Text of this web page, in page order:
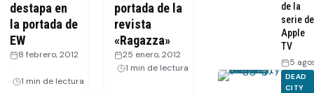
destapa en
la portada de
EW
8 febrero, 2012
1 min de lectura
portada de la
revista
«Ragazza»
25 enero, 2012
1 min de lectura
de la
serie de
Apple
TV
5
DEAD
CITY